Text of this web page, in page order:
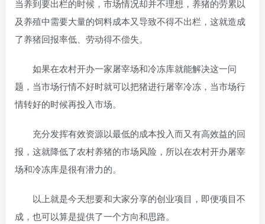
当养到要出栏的时候，市场情况却并不理想，养猪的劳累以
及养殖中需要大量的饲料成本又导致不得不出栏，这就造成
了养猪回报率低、劳动得不偿失。
如果在农村开办一家屠宰场和冷冻库就能解决这一问
题，当市场行情不好时就可以把猪进行屠宰冷冻，当市场行
情转好的时候再投入市场。
充分发挥有效资源以最低的成本投入而又有高效益的回
报，这就降低了农村养猪的市场风险，所以在农村开办屠宰
场和冷冻库是很有潜力的。
以上就是今天想要和大家分享的创业项目，即便项目不
成，也可以算是提供了一个方向和思路。